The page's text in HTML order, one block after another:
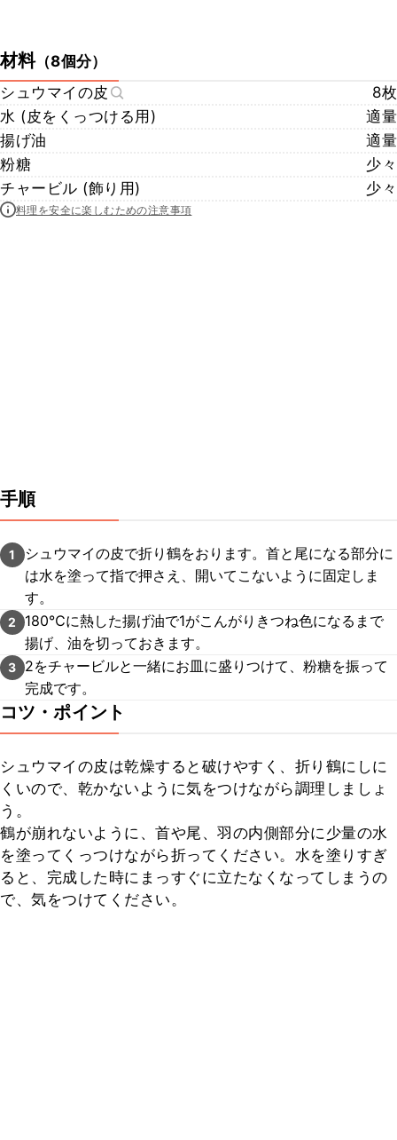
材料（8個分）
シュウマイの皮
8枚
水 (皮をくっつける用)
適量
揚げ油
適量
粉糖
少々
チャービル (飾り用)
少々
料理を安全に楽しむための注意事項
手順
1
シュウマイの皮で折り鶴をおります。首と尾になる部分に
は水を塗って指で押さえ、開いてこないように固定しま
す。
2
180℃に熱した揚げ油で1がこんがりきつね色になるまで
揚げ、油を切っておきます。
3
2をチャービルと一緒にお皿に盛りつけて、粉糖を振って
完成です。
コツ・ポイント
シュウマイの皮は乾燥すると破けやすく、折り鶴にしに
くいので、乾かないように気をつけながら調理しましょ
う。
鶴が崩れないように、首や尾、羽の内側部分に少量の水
を塗ってくっつけながら折ってください。水を塗りすぎ
ると、完成した時にまっすぐに立たなくなってしまうの
で、気をつけてください。